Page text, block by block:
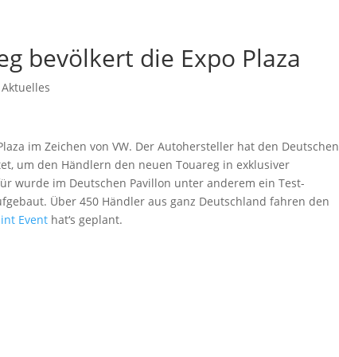
bevölkert die Expo Plaza
Aktuelles
im Zeichen von VW. Der Autohersteller hat den Deutschen
um den Händlern den neuen Touareg in exklusiver
wurde im Deutschen Pavillon unter anderem ein Test-
Über 450 Händler aus ganz Deutschland fahren den
Event hat‘s geplant.